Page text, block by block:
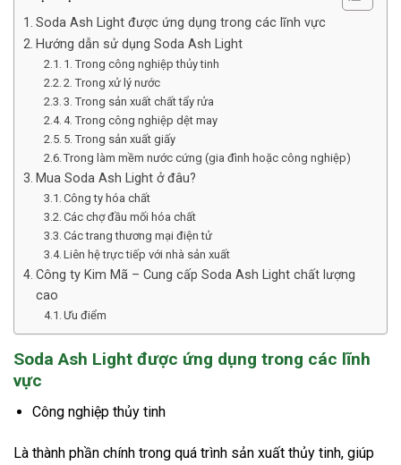
Soda Ash Light được ứng dụng trong các lĩnh vực
Hướng dẫn sử dụng Soda Ash Light
1. Trong công nghiệp thủy tinh
2. Trong xử lý nước
3. Trong sản xuất chất tẩy rửa
4. Trong công nghiệp dệt may
5. Trong sản xuất giấy
Trong làm mềm nước cứng (gia đình hoặc công nghiệp)
Mua Soda Ash Light ở đâu?
Công ty hóa chất
Các chợ đầu mối hóa chất
Các trang thương mại điện tử
Liên hệ trực tiếp với nhà sản xuất
Công ty Kim Mã – Cung cấp Soda Ash Light chất lượng
cao
Ưu điểm
Soda Ash Light được ứng dụng trong các lĩnh
vực
Công nghiệp thủy tinh
Là thành phần chính trong quá trình sản xuất thủy tinh, giúp